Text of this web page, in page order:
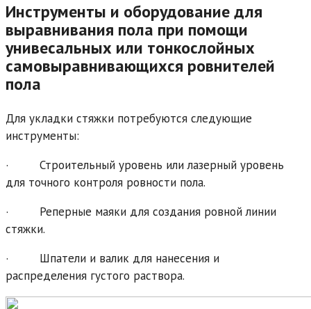
Инструменты и оборудование для
выравнивания пола при помощи
унивесальных или тонкослойных
самовыравнивающихся ровнителей
пола
Для укладки стяжки потребуются следующие
инструменты:
· Строительный уровень или лазерный уровень
для точного контроля ровности пола.
· Реперные маяки для создания ровной линии
стяжки.
· Шпатели и валик для нанесения и
распределения густого раствора.